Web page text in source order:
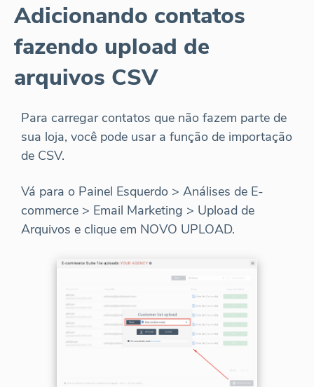
Adicionando contatos
fazendo upload de
arquivos CSV
Para carregar contatos que não fazem parte de
sua loja, você pode usar a função de importação
de CSV.
Vá para o Painel Esquerdo > Análises de E-
commerce > Email Marketing > Upload de
Arquivos e clique em NOVO UPLOAD.